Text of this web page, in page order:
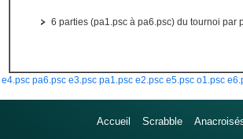
6 parties (pa1.psc à pa6.psc) du tournoi par
e4.psc pa6.psc e3.psc pa1.psc e2.psc e5.psc o1.psc
Accueil Scrabble